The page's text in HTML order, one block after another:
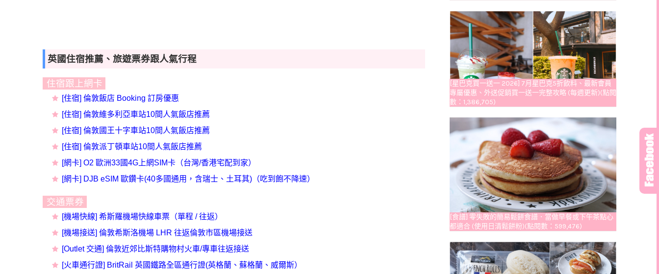
英國住宿推薦、旅遊票券跟人氣行程
住宿跟上網卡
[住宿] 倫敦飯店 Booking 訂房優惠
[住宿] 倫敦維多利亞車站10間人氣飯店推薦
[住宿] 倫敦國王十字車站10間人氣飯店推薦
[住宿] 倫敦派丁頓車站10間人氣飯店推薦
[網卡] O2 歐洲33國4G上網SIM卡（台灣/香港宅配到家）
[網卡] DJB eSIM 歐鑽卡(40多國通用，含瑞士、土耳其)（吃到飽不降速）
交通票券
[機場快線] 希斯羅機場快線車票（單程 / 往返）
[機場接送] 倫敦希斯洛機場 LHR 往返倫敦市區機場接送
[Outlet 交通] 倫敦近郊比斯特購物村火車/專車往返接送
[火車通行證] BritRail 英國鐵路全區通行證(英格蘭、蘇格蘭、威爾斯）
[星巴克買一送一 2026] 7月星巴克5折飲料、最新會員
專屬優惠、外送促銷買一送一完整攻略 (每週更新)(點閱
數：1,386,705)
[食譜] 零失敗的簡易鬆餅食譜．當做早餐或下午茶點心
都適合 (使用日清鬆餅粉)(點閱數：599,476)